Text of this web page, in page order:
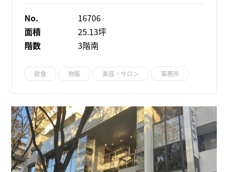
No.
16706
面積
25.13坪
階数
3階南
飲食 物販 美容・サロン 事務所